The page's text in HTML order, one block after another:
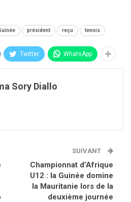
président reçu tennis
Twitter WhatsApp
Sory Diallo
SUIVANT
Championnat d’Afrique
U12 : la Guinée domine
la Mauritanie lors de la
deuxième journée